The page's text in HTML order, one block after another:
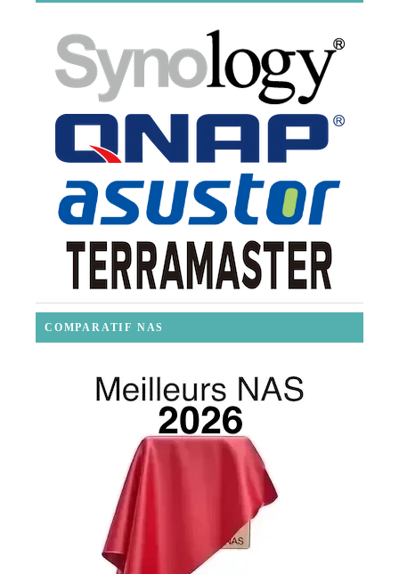
COMPARATIF NAS